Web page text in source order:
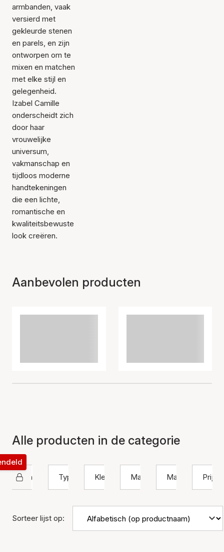
armbanden, vaak
versierd met
gekleurde stenen
en parels, en zijn
ontworpen om te
mixen en matchen
met elke stijl en
gelegenheid.
Izabel Camille
onderscheidt zich
door haar
vrouwelijke
universum,
vakmanschap en
tijdloos moderne
handtekeningen
die een lichte,
romantische en
kwaliteitsbewuste
look creëren.
Aanbevolen producten
Alle producten in de categorie
Izabel Camille
Type
Kleur Materiaal Maat Prijs
Sorteer lijst op: